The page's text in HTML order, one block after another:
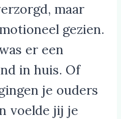
maar
gezien.
er een
in huis. Of
je ouders
voelde jij je